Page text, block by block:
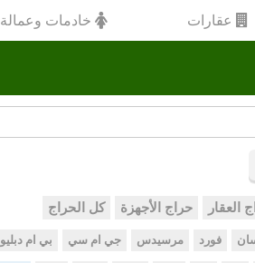
عقارات خادمات وعمالة
العقار حراج الأجهزة كل الحراج
فورد مرسيدس جي ام سي بي ام دبليو